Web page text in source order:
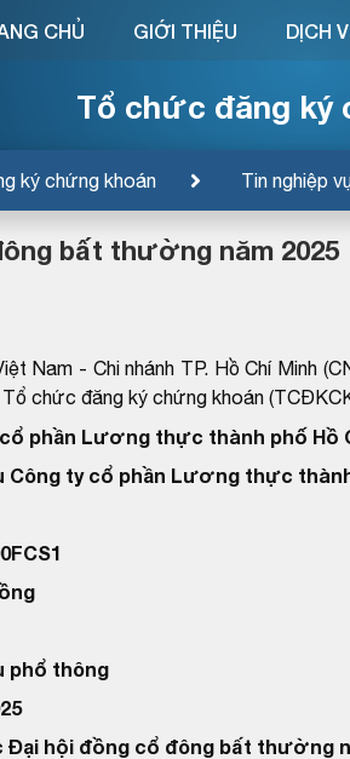
Tổ chức đăng ký
ký chứng khoán Tin nghiệp
CHỦ GIỚI THIỆU DỊCH
bất thường năm 2025
Nam - Chi nhánh TP. Hồ Chí Minh
chức đăng ký chứng khoán
phần Lương thực thành phố Hồ
Công ty cổ phần Lương thực
phổ thông
Đại hội đồng cổ đông bất thường